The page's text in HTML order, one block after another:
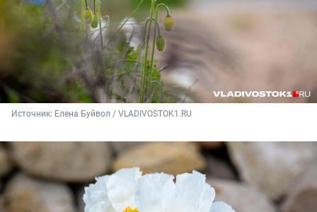
Источник: Елена Буйвол / VLADIVOSTOK1.RU